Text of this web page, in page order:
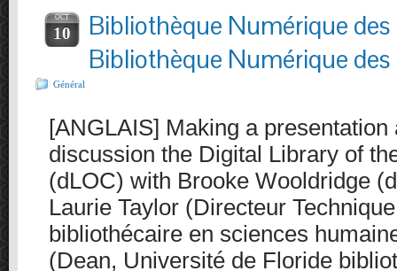
OCT
10
Bibliothèque Numérique des
Bibliothèque Numérique des
Général
[ANGLAIS] Making a presentation
discussion the Digital Library of
(dLOC) with Brooke Wooldridge
Laurie Taylor (Directeur
bibliothécaire en sciences
(Dean, Université de Floride